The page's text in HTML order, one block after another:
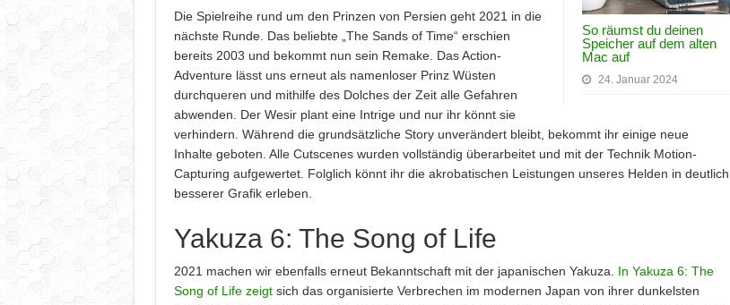
So räumst du deinen
Speicher auf dem alten
Mac auf
24. Januar 2024
Die Spielreihe rund um den Prinzen von Persien geht 2021 in die
nächste Runde. Das beliebte „The Sands of Time“ erschien
bereits 2003 und bekommt nun sein Remake. Das Action-
Adventure lässt uns erneut als namenloser Prinz Wüsten
durchqueren und mithilfe des Dolches der Zeit alle Gefahren
abwenden. Der Wesir plant eine Intrige und nur ihr könnt sie
verhindern. Während die grundsätzliche Story unverändert bleibt, bekommt ihr einige neue
Inhalte geboten. Alle Cutscenes wurden vollständig überarbeitet und mit der Technik Motion-
Capturing aufgewertet. Folglich könnt ihr die akrobatischen Leistungen unseres Helden in deutlich
besserer Grafik erleben.
Yakuza 6: The Song of Life
2021 machen wir ebenfalls erneut Bekanntschaft mit der japanischen Yakuza. In Yakuza 6: The
Song of Life zeigtsich das organisierte Verbrechen im modernen Japan von ihrer dunkelsten